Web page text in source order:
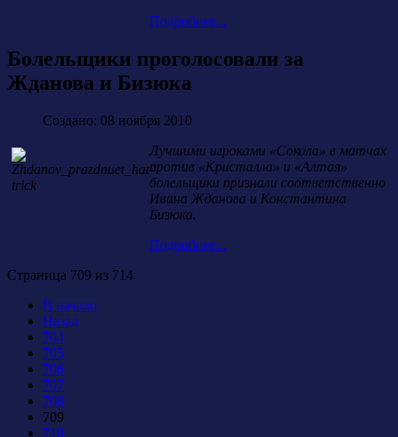
Подробнее...
Болельщики проголосовали за
Жданова и Бизюка
Создано: 08 ноября 2010
Лучшими игроками «Сокола» в матчах
против «Кристалла» и «Алтая»
болельщики признали соответственно
Ивана Жданова и Константина
Бизюка.
Подробнее...
Страница 709 из 714
В начало
Назад
704
705
706
707
708
709
710